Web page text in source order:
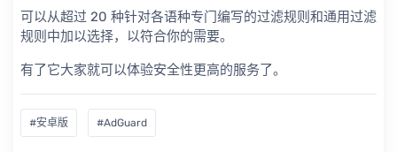
可以从超过 20 种针对各语种专门编写的过滤规则和通用过滤
规则中加以选择，以符合你的需要。
有了它大家就可以体验安全性更高的服务了。
#安卓版 #AdGuard